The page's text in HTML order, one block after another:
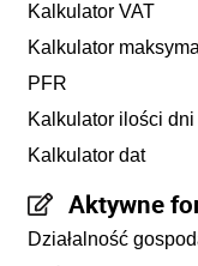
Kalkulator VAT
Kalkulator
PFR
Kalkulator ilości dni
Kalkulator dat
Aktywne
Działalność